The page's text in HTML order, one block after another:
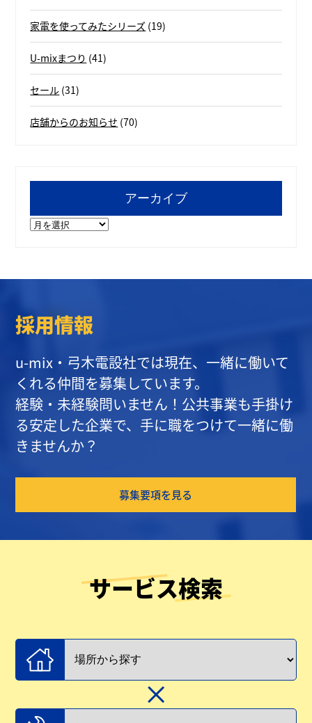
家電を使ってみたシリーズ (19)
U-mixまつり (41)
セール (31)
店舗からのお知らせ (70)
アーカイブ
ア
イ
採用情報
u-mix・弓木電設社では現在、一緒に働いて
くれる仲間を募集しています。
経験・未経験問いません！公共事業も手掛け
る安定した企業で、手に職をつけて一緒に働
きませんか？
募集要項を見る
サービス検索